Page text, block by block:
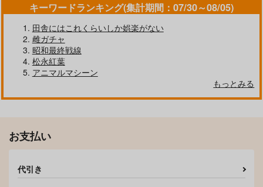
キーワードランキング(集計期間：07/30～08/05)
田舎にはこれくらいしか娯楽がない
雌ガチャ
昭和最終戦線
松永紅葉
アニマルマシーン
もっとみる
お支払い
代引き